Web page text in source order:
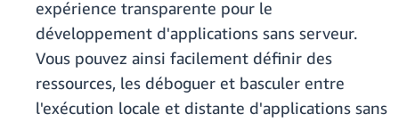
expérience transparente pour le
développement d'applications sans serveur.
Vous pouvez ainsi facilement définir des
ressources, les déboguer et basculer entre
l'exécution locale et distante d'applications sans